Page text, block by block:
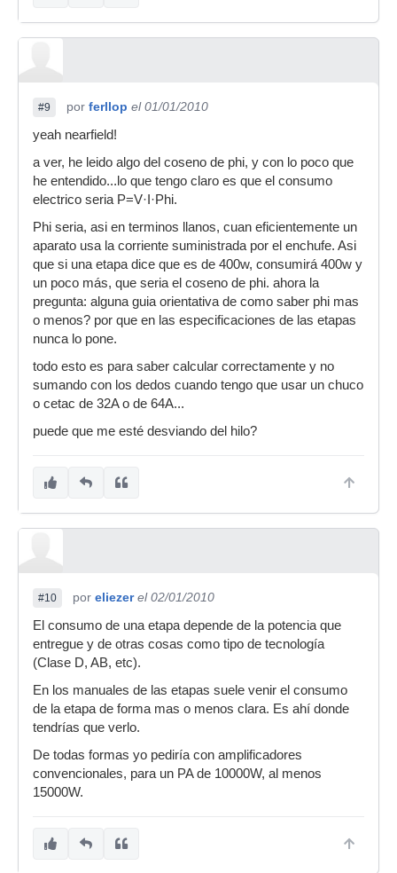
#9 por ferllop el 01/01/2010
yeah nearfield!
a ver, he leido algo del coseno de phi, y con lo poco que
he entendido...lo que tengo claro es que el consumo
electrico seria P=V·I·Phi.
Phi seria, asi en terminos llanos, cuan eficientemente un
aparato usa la corriente suministrada por el enchufe. Asi
que si una etapa dice que es de 400w, consumirá 400w y
un poco más, que seria el coseno de phi. ahora la
pregunta: alguna guia orientativa de como saber phi mas
o menos? por que en las especificaciones de las etapas
nunca lo pone.
todo esto es para saber calcular correctamente y no
sumando con los dedos cuando tengo que usar un chuco
o cetac de 32A o de 64A...
puede que me esté desviando del hilo?
#10 por eliezer el 02/01/2010
El consumo de una etapa depende de la potencia que
entregue y de otras cosas como tipo de tecnología
(Clase D, AB, etc).
En los manuales de las etapas suele venir el consumo
de la etapa de forma mas o menos clara. Es ahí donde
tendrías que verlo.
De todas formas yo pediría con amplificadores
convencionales, para un PA de 10000W, al menos
15000W.